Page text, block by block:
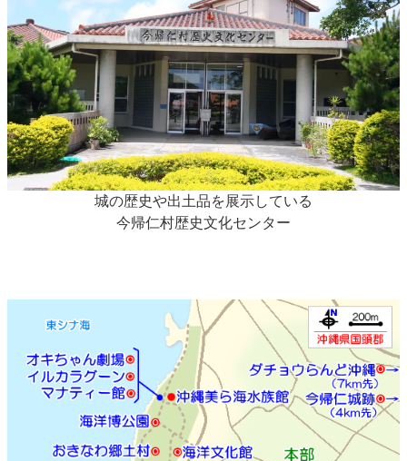
城の歴史や出土品を展示している
今帰仁村歴史文化センター